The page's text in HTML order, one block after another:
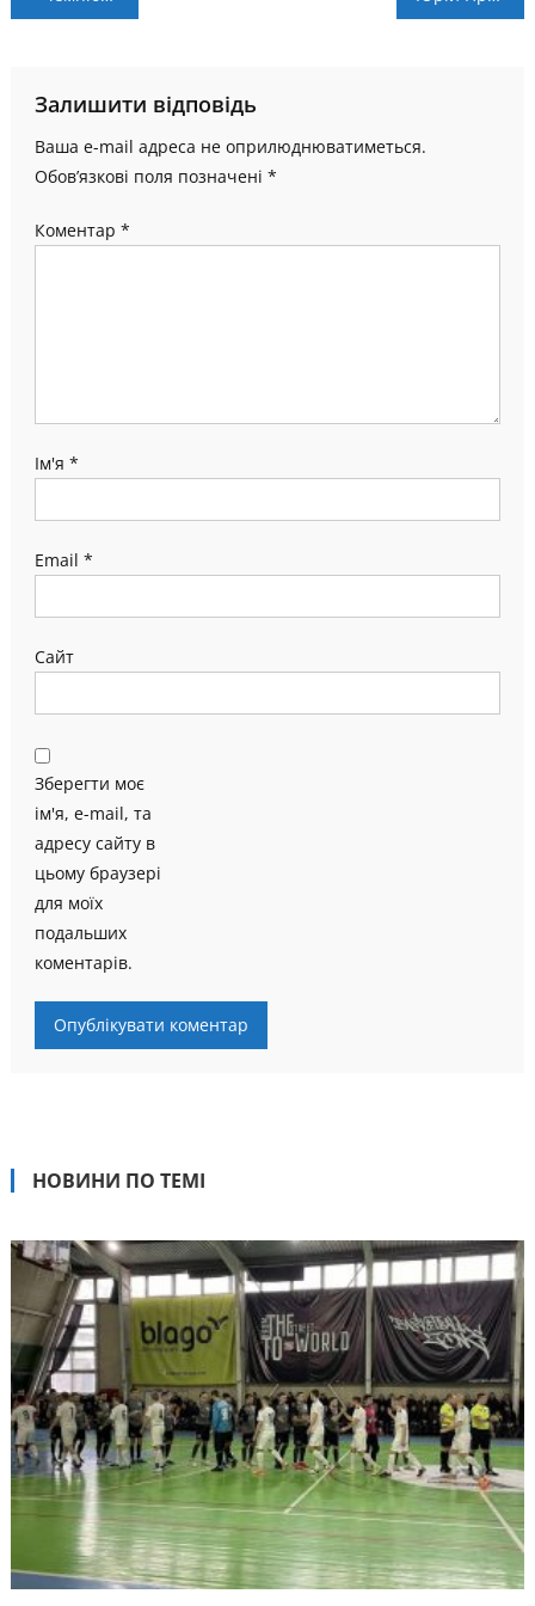
Залишити відповідь
Ваша e-mail адреса не оприлюднюватиметься.
Обов’язкові поля позначені *
Коментар *
Ім'я *
Email *
Сайт
Зберегти моє
ім'я, e-mail, та
адресу сайту в
цьому браузері
для моїх
подальших
коментарів.
НОВИНИ ПО ТЕМІ